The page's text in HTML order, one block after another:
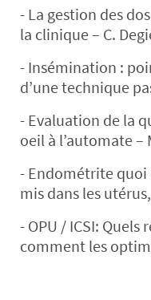
- La gestion des
la clinique – C.
- Insémination :
d’une technique
- Evaluation de la
oeil à l’automate –
- Endométrite quoi
mis dans les
- OPU / ICSI:
comment les